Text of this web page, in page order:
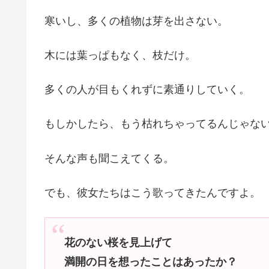
寒いし、多くの植物は芽を出さない。
木には葉っぱもなく、枝だけ。
多くの人が目もくれずに素通りしていく。
もしかしたら、もう枯れちゃってるんじゃな
そんな声も聞こえてくる。
でも、彼女たちはこう歌ってきたんですよ。
花のない桜を見上げて
満開の日を想ったことはあったか？